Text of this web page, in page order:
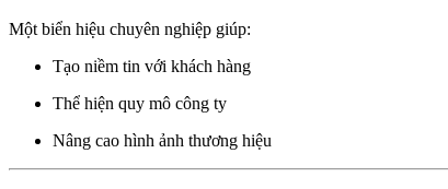
Một biển hiệu chuyên nghiệp giúp:
Tạo niềm tin với khách hàng
Thể hiện quy mô công ty
Nâng cao hình ảnh thương hiệu